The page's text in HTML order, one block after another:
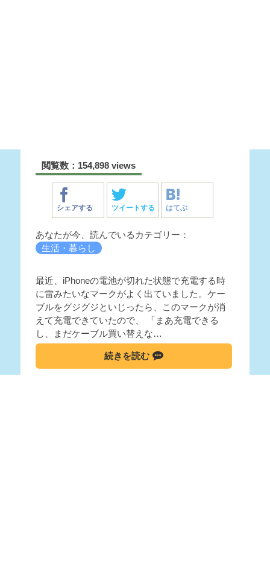
閲覧数：154,898 views
シェアする ツイートする はてぶ
あなたが今、読んでいるカテゴリー：
生活・暮らし
最近、iPhoneの電池が切れた状態で充電する時
に雷みたいなマークがよく出ていました。ケー
ブルをグジグジといじったら、このマークが消
えて充電できていたので、 「まあ充電できる
し、まだケーブル買い替えな…
続きを読む